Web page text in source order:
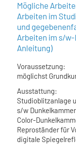
Mögliche
Arbeiten im
und
Arbeiten im s/
Anleitung)
Voraussetzung:
möglichst
Ausstattung:
Studioblitzanlage
s/w
Color-
Reproständer für
digitale